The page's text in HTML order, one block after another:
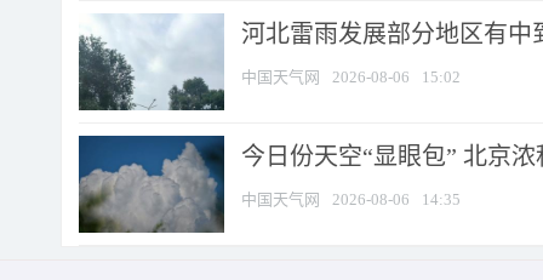
河北雷雨发展部分地区有中
中国天气网 2026-08-06 15:02
今日份天空“显眼包” 北京
中国天气网 2026-08-06 14:35